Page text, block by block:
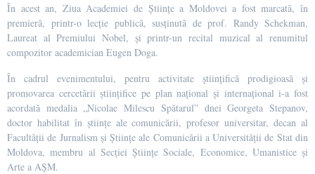
În acest an, Ziua Academiei de Științe a Moldovei a fost marcată, în
premieră, printr-o lecție publică, susținută de prof. Randy Schekman,
Laureat al Premiului Nobel, și printr-un recital muzical al renumitul
compozitor academician Eugen Doga.
În cadrul evenimentului, pentru activitate științifică prodigioasă și
promovarea cercetării științifice pe plan național și internațional i-a fost
acordată medalia „Nicolae Milescu Spătarul” dnei Georgeta Stepanov,
doctor habilitat în științe ale comunicării, profesor universitar, decan al
Facultății de Jurnalism și Științe ale Comunicării a Universității de Stat din
Moldova, membru al Secției Științe Sociale, Economice, Umanistice și
Arte a AȘM.